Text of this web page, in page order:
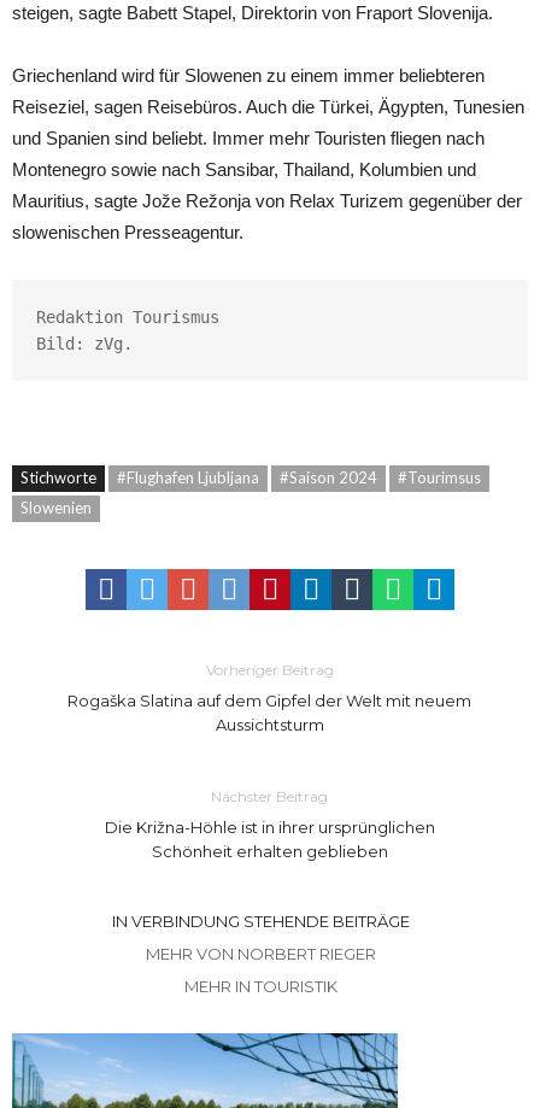
steigen, sagte Babett Stapel, Direktorin von Fraport Slovenija.
Griechenland wird für Slowenen zu einem immer beliebteren
Reiseziel, sagen Reisebüros. Auch die Türkei, Ägypten, Tunesien
und Spanien sind beliebt. Immer mehr Touristen fliegen nach
Montenegro sowie nach Sansibar, Thailand, Kolumbien und
Mauritius, sagte Jože Režonja von Relax Turizem gegenüber der
slowenischen Presseagentur.
Redaktion Tourismus
Bild: zVg.
Stichworte #Flughafen Ljubljana #Saison 2024
#Tourimsus
Slowenien
Vorheriger Beitrag
Rogaška Slatina auf dem Gipfel der Welt mit neuem
Aussichtsturm
Nächster Beitrag
Die Križna-Höhle ist in ihrer ursprünglichen
Schönheit erhalten geblieben
IN VERBINDUNG STEHENDE BEITRÄGE
MEHR VON NORBERT RIEGER
MEHR IN TOURISTIK